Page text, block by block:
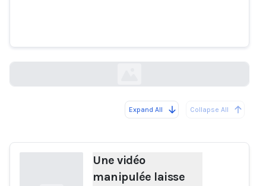
Expand All Collapse All
Une vidéo
manipulée laisse